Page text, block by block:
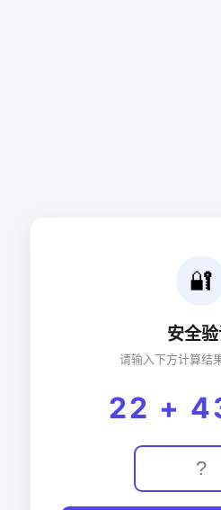
🔐
安全
请输入下方计算结
22 +